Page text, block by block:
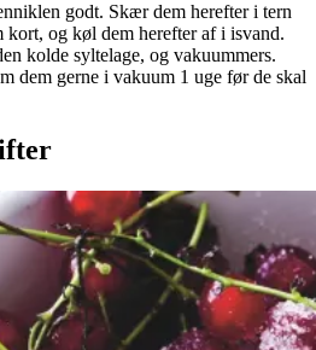
godt. Skær dem herefter i tern
kort, og køl dem herefter af i isvand.
kolde syltelage, og vakuummers.
dem gerne i vakuum 1 uge før de skal
Rysteribs Rysteribs